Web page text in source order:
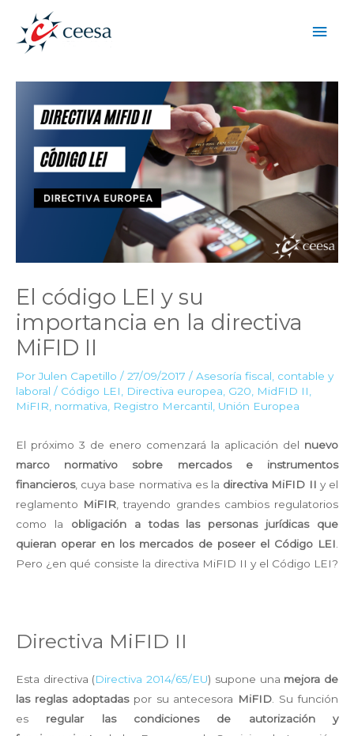
contenido
El código LEI y su
importancia en la directiva
MiFID II
PorJulen Capetillo / 27/09/2017 / Asesoría fiscal, contable y
laboral / Código LEI Directiva europea G20 MidFID II
MiFIR normativa Registro Mercantil Unión Europea
El próximo 3 de enero comenzará la aplicación del nuevo
marco normativo sobre mercados e instrumentos
financieros, cuya base normativa es la directiva MiFID II y el
reglamento MiFIR , trayendo grandes cambios regulatorios
como la obligación a todas las personas jurídicas que
quieran operar en los mercados de poseer el Código LEI
Pero ¿en qué consiste la directiva MiFID II y el Código LEI?
Directiva MiFID II
Esta directiva (Directiva 2014/65/EU) supone una mejora de
las reglas adoptadaspor su antecesora MiFID . Su función
es regular las condiciones de autorización y